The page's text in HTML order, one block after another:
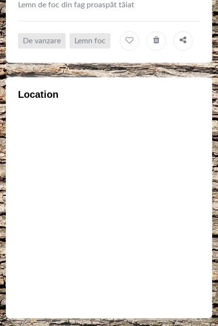
Lemn de foc din fag proaspăt tăiat
De vanzare Lemn foc
Location